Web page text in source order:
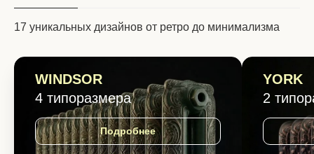
17 уникальных дизайнов от ретро до минимализма
WINDSOR
4 типоразмера
Подробнее
YORK
2